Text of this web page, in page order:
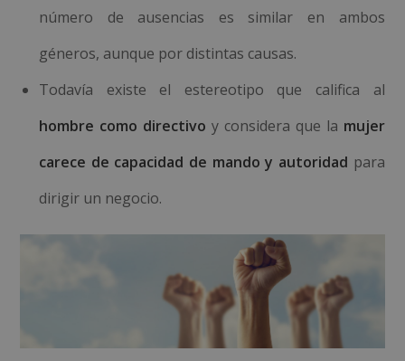
número de ausencias es similar en ambos
géneros, aunque por distintas causas.
Todavía existe el estereotipo que califica al
hombre como directivo y considera que la mujer
carece de capacidad de mando y autoridad para
dirigir un negocio.